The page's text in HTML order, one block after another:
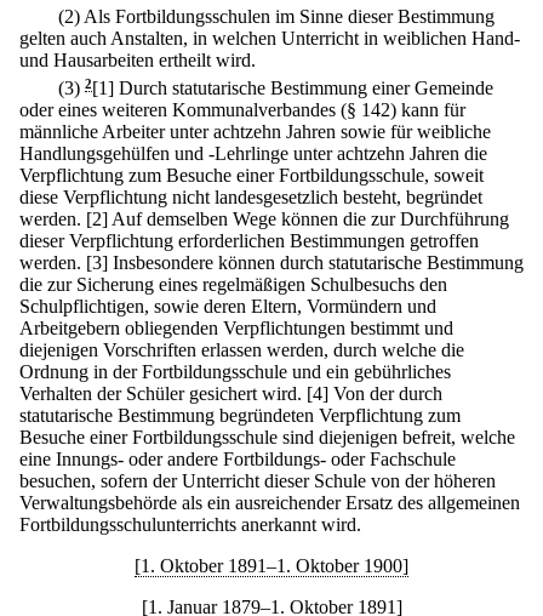
(2) Als Fortbildungsschulen im Sinne dieser Bestimmung
gelten auch Anstalten, in welchen Unterricht in weiblichen Hand-
und Hausarbeiten ertheilt wird.
(3) 2[1] Durch statutarische Bestimmung einer Gemeinde
oder eines weiteren Kommunalverbandes (§ 142) kann für
männliche Arbeiter unter achtzehn Jahren sowie für weibliche
Handlungsgehülfen und -Lehrlinge unter achtzehn Jahren die
Verpflichtung zum Besuche einer Fortbildungsschule, soweit
diese Verpflichtung nicht landesgesetzlich besteht, begründet
werden. [2] Auf demselben Wege können die zur Durchführung
dieser Verpflichtung erforderlichen Bestimmungen getroffen
werden. [3] Insbesondere können durch statutarische Bestimmung
die zur Sicherung eines regelmäßigen Schulbesuchs den
Schulpflichtigen, sowie deren Eltern, Vormündern und
Arbeitgebern obliegenden Verpflichtungen bestimmt und
diejenigen Vorschriften erlassen werden, durch welche die
Ordnung in der Fortbildungsschule und ein gebührliches
Verhalten der Schüler gesichert wird. [4] Von der durch
statutarische Bestimmung begründeten Verpflichtung zum
Besuche einer Fortbildungsschule sind diejenigen befreit, welche
eine Innungs- oder andere Fortbildungs- oder Fachschule
besuchen, sofern der Unterricht dieser Schule von der höheren
Verwaltungsbehörde als ein ausreichender Ersatz des allgemeinen
Fortbildungsschulunterrichts anerkannt wird.
[1. Oktober 1891–1. Oktober 1900]
[1. Januar 1879–1. Oktober 1891]